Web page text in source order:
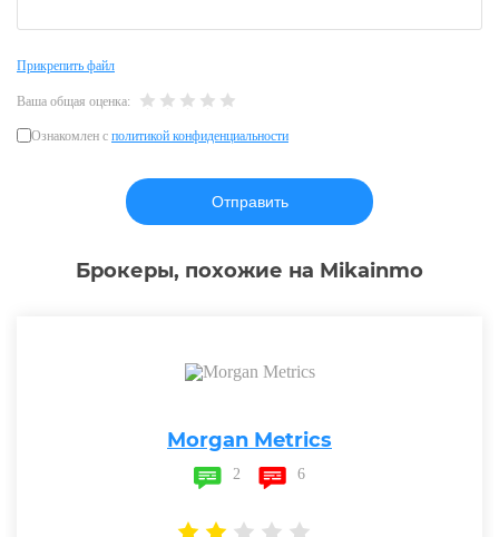
Ваша общая оценка:
Прикрепить файл
Ознакомлен с политикой конфиденциальности
Брокеры, похожие на Mikainmo
Morgan Metrics
2 6